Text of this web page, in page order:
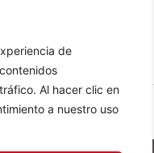
de
Al hacer clic en
a nuestro uso